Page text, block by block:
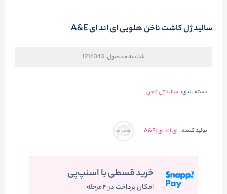
سالید ژل کاشت ناخن هلویی ای اند ای A&E
شناسه محصول: 1216343
دسته بندی: سالید ژل ناخن
تولید کننده: ای اند ای | A&E
خرید قسطی با اسنپ‌پی
امکان پرداخت در ۴ مرحله